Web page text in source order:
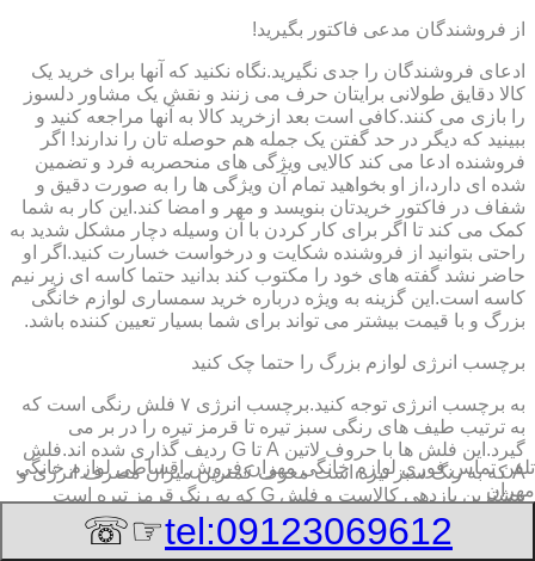
از فروشندگان مدعی فاکتور بگیرید!
ادعای فروشندگان را جدی نگیرید.نگاه نکنید که آنها برای خرید یک
کالا دقایق طولانی برایتان حرف می زنند و نقش یک مشاور دلسوز
را بازی می کنند.کافی است بعد ازخرید کالا به آنها مراجعه کنید و
ببینید که دیگر در حد گفتن یک جمله هم حوصله تان را ندارند! اگر
فروشنده ادعا می کند کالایی ویژگی های منحصربه فرد و تضمین
شده ای دارد،از او بخواهید تمام آن ویژگی ها را به صورت دقیق و
شفاف در فاکتور خریدتان بنویسد و مهر و امضا کند.این کار به شما
کمک می کند تا اگر برای کار کردن با آن وسیله دچار مشکل شدید به
راحتی بتوانید از فروشنده شکایت و درخواست خسارت کنید.اگر او
حاضر نشد گفته های خود را مکتوب کند بدانید حتما کاسه ای زیر نیم
کاسه است.این گزینه به ویژه درباره خرید سمساری لوازم خانگی
بزرگ و با قیمت بیشتر می تواند برای شما بسیار تعیین کننده باشد.
برچسب انرژی لوازم بزرگ را حتما چک کنید
به برچسب انرژی توجه کنید.برچسب انرژی ٧ فلش رنگی است که
به ترتیب طیف های رنگی سبز تیره تا قرمز تیره را در بر می
گیرد.این فلش ها با حروف لاتین A تا G ردیف گذاری شده اند.فلش
A که به رنگ سبز تیره است معرف کمترین میزان مصرف انرژی و
بیشترین بازدهی کالاست و فلش G که به رنگ قرمز تیره است
معرف بیشترین میزان مصرف انرژی و کمترین بازدهی است.هرچه
درجه کیفیت مصرف انرژی وسیله به گزینه A نزدیک تر باشد وسیله
تلفن تماس فوری لوازم خانگی مهران,فروش اقساطی لوازم خانگی
مهران
tel:09123069612
☞☏